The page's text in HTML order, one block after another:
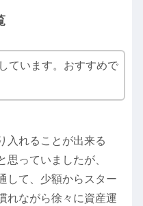
ています。おすすめで
入れることが出来る
っていましたが、
して、少額からスター
れながら徐々に資産運